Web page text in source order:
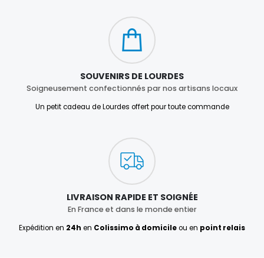
SOUVENIRS DE LOURDES
Soigneusement confectionnés par nos artisans locaux
Un petit cadeau de Lourdes offert pour toute commande
LIVRAISON RAPIDE ET SOIGNÉE
En France et dans le monde entier
Expédition en 24h en Colissimo à domicileou en point relais